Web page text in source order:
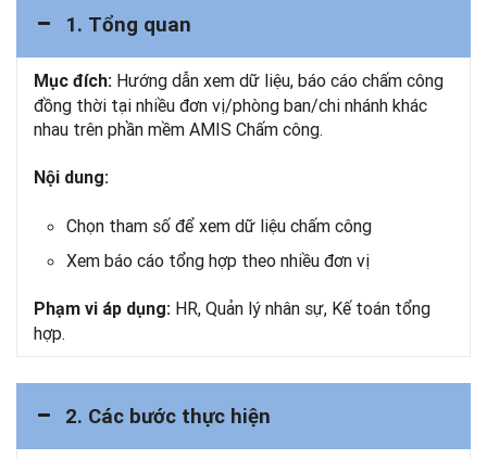
1. Tổng quan
Mục đích: Hướng dẫn xem dữ liệu, báo cáo chấm công
đồng thời tại nhiều đơn vị/phòng ban/chi nhánh khác
nhau trên phần mềm AMIS Chấm công.
Nội dung:
Chọn tham số để xem dữ liệu chấm công
Xem báo cáo tổng hợp theo nhiều đơn vị
Phạm vi áp dụng: HR, Quản lý nhân sự, Kế toán tổng
hợp.
2. Các bước thực hiện